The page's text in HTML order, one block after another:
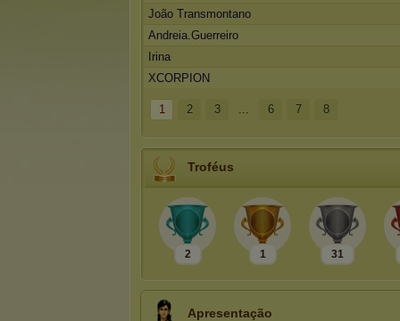
João Transmontano
Andreia.Guerreiro
Irina
XCORPION
1 2 3 ... 6 7 8
Troféus
2 1 31
Apresentação